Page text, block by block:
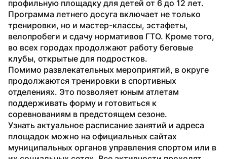
профильную площадку для детей от 6 до 12 лет.
Программа летнего досуга включает не только
тренировки, но и мастер-классы, эстафеты,
велопробеги и сдачу нормативов ГТО. Кроме того,
во всех городах продолжают работу беговые
клубы, открытые для подростков.
Помимо развлекательных мероприятий, в округе
продолжаются тренировки в спортивных
отделениях. Это позволяет юным атлетам
поддерживать форму и готовиться к
соревнованиям в предстоящем сезоне.
Узнать актуальное расписание занятий и адреса
площадок можно на официальных сайтах
муниципальных органов управления спортом или в